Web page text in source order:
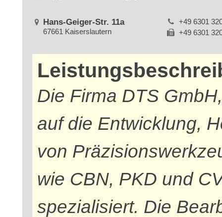
Hans-Geiger-Str. 11a
67661 Kaiserslautern
+49 6301
+49 6301
Die Firma DTS
auf die Entwicklung,
von
wie CBN, PKD und
spezialisiert. Die